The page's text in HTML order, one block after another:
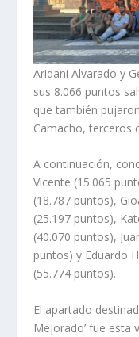
Aridani Alvarado y
sus 8.066 puntos
que también
Camacho, terceros
A continuación,
Vicente (15.065
(18.787 puntos),
(25.197 puntos),
(40.070 puntos),
puntos) y Eduardo
(55.774 puntos).
El apartado
Mejorado’ fue esta